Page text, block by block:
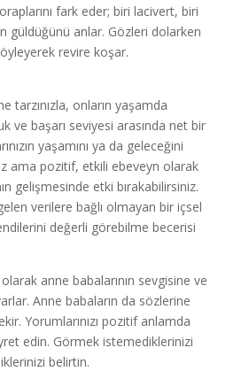
fark eder; biri lacivert, biri
güldüğünü anlar. Gözleri dolarken
söyleyerek revire koşar.
tarzınızla, onların yaşamda
ve başarı seviyesi arasında net bir
yaşamını ya da geleceğini
ama pozitif, etkili ebeveyn olarak
gelişmesinde etki bırakabilirsiniz.
verilere bağlı olmayan bir içsel
değerli görebilme becerisi
anne babalarının sevgisine ve
Anne babaların da sözlerine
Yorumlarınızı pozitif anlamda
edin. Görmek istemediklerinizi
belirtin.